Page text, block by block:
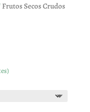
Frutos Secos Crudos